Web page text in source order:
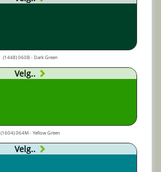
(1448) 060B - Dark Green
Velg..
(1604) 064M - Yellow Green
Velg..